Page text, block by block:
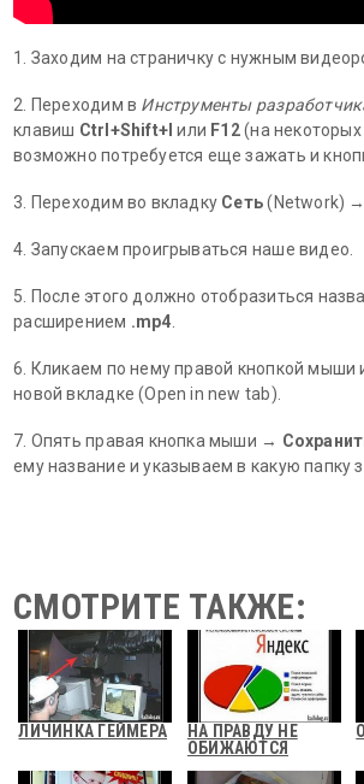
1. Заходим на страничку с нужным
2. Переходим в Инструменты
клавиш Ctrl+Shift+I или F12(на некоторых
возможно потребуется еще зажать и
3. Переходим во вкладку Сеть(Network) →
4. Запускаем проигрываться наше видео.
5. После этого должно отобразиться
расширением .mp4
6. Кликаем по нему правой кнопкой мыши
новой вкладке (Open in new tab).
7. Опять правая кнопка мыши →
ему название и указываем в какую папку
СМОТРИТЕ ТАКЖЕ:
ЛИЧИНКА ГЕЙМЕРА
НА ПРАВДУ НЕ
ОБИЖАЮТСЯ